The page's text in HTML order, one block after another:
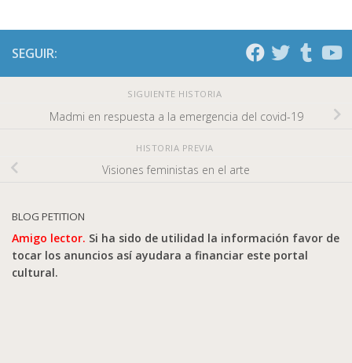
SEGUIR:
SIGUIENTE HISTORIA
Madmi en respuesta a la emergencia del covid-19
HISTORIA PREVIA
Visiones feministas en el arte
BLOG PETITION
Amigo lector. Si ha sido de utilidad la información favor de
tocar los anuncios así ayudara a financiar este portal
cultural.